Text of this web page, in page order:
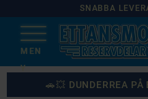
SNABBA
🚗💥 DUNDERREA